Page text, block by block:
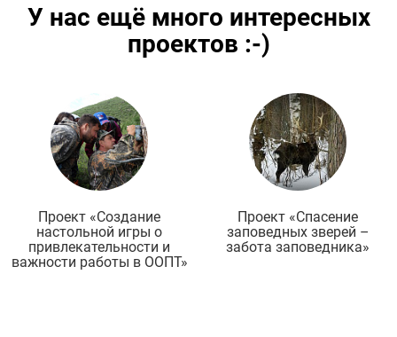
У нас ещё много интересных
проектов :-)
Проект «Создание
настольной игры о
привлекательности и
важности работы в ООПТ»
Подробнее
Проект «Спасение
заповедных зверей –
забота заповедника»